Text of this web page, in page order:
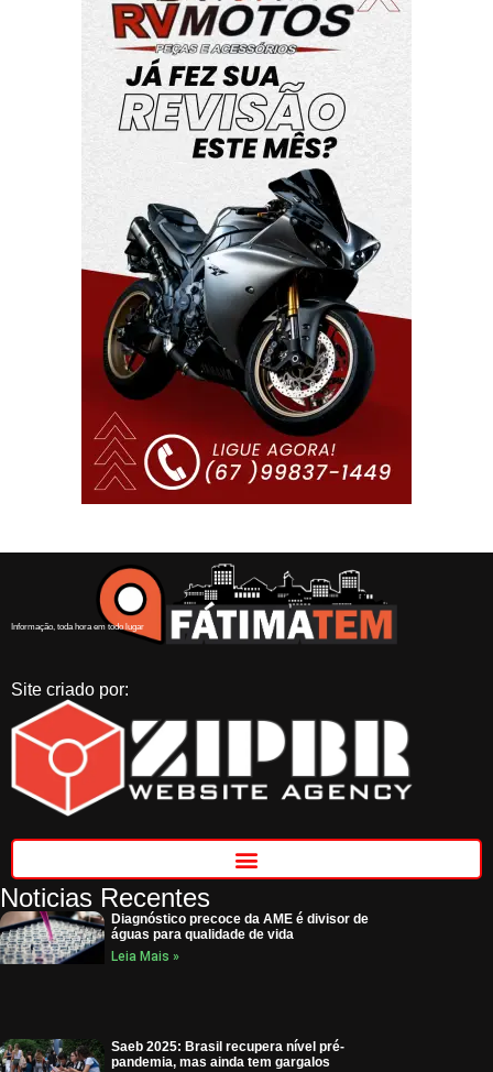
Informação, toda hora em todo lugar
Site criado por:
Noticias Recentes
Diagnóstico precoce da AME é divisor de
águas para qualidade de vida
Leia Mais »
Saeb 2025: Brasil recupera nível pré-
pandemia, mas ainda tem gargalos